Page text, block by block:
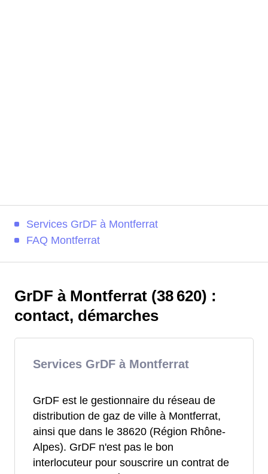
Services GrDF à Montferrat
FAQ Montferrat
GrDF à Montferrat (38 620) :
contact, démarches
Services GrDF à Montferrat
GrDF est le gestionnaire du réseau de
distribution de gaz de ville à Montferrat,
ainsi que dans le 38620 (Région Rhône-
Alpes). GrDF n'est pas le bon
interlocuteur pour souscrire un contrat de